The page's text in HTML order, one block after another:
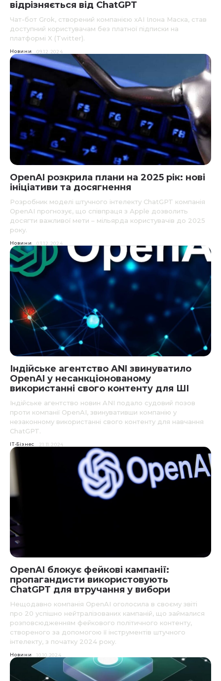
відрізняється від ChatGPT
Чат-бот Grok, створений компанією xAI Ілона Маска, став
доступний користувачам без платної підписки на
платформі X (Twitter).
Новини 09.12.2024
OpenAI розкрила плани на 2025 рік: нові
ініціативи та досягнення
Розробник моделі штучного інтелекту ChatGPT компанія
OpenAI прогнозує, що співпраця з Apple дозволить
досягти важливої мети – мільярда користувачів до 2025
року.
Новини 03.12.2024
Індійське агентство ANI звинуватило
OpenAI у несанкціонованому
використанні свого контенту для ШІ
Індійське агентство новин ANI подало судовий позов
проти компанії OpenAI, звинувативши компанію у
незаконному використанні свого контенту для навчання
ChatGPT.
IT-Бізнес 21.11.2024
OpenAI блокує фейкові кампанії:
пропагандисти використовують
ChatGPT для втручання у вибори
Нещодавно компанія OpenAI оголосила в своєму звіті
про 20 успішно нейтралізованих кампаній, що займалися
розповсюдженням фейкового політичного контенту,
створеного за допомогою її інструментів штучного
інтелекту, з початку 2024 року.
Новини 10.10.2024